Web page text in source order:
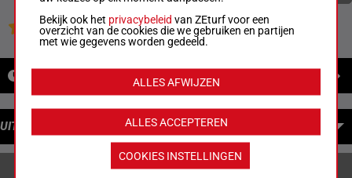
Jouw favoriete paarden
UITBETALINGEN
Bekijk ook het privacybeleid van ZEturf voor een
overzicht van de cookies die we gebruiken en partijen
met wie gegevens worden gedeeld.
ALLES ACCEPTEREN
ALLES AFWIJZEN
COOKIES INSTELLINGEN